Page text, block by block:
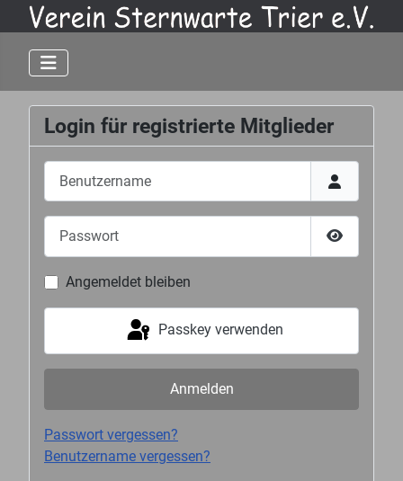
Login für registrierte Mitglieder
Passwort
Angemeldet bleiben
Passkey verwenden
Anmelden
Passwort vergessen?
Benutzername vergessen?